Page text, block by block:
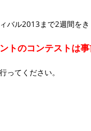
バル2013まで2週間を
トのコンテストは
ってください。